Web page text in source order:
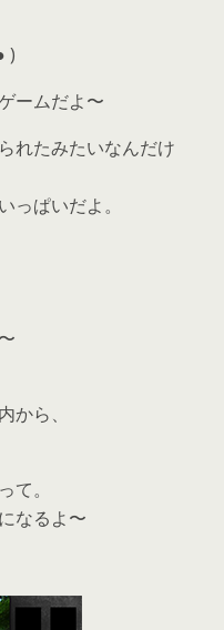
)
ームだよ〜
れたみたいなんだけ
っぱいだよ。
から、
て。
なるよ〜